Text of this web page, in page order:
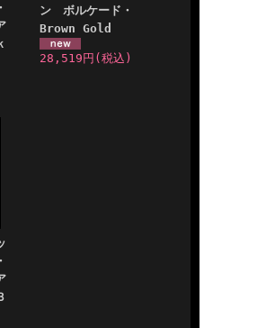
ン ボルケード・
Brown Gold
28,519円 (税込)